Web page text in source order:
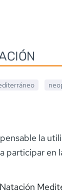
la
participar en